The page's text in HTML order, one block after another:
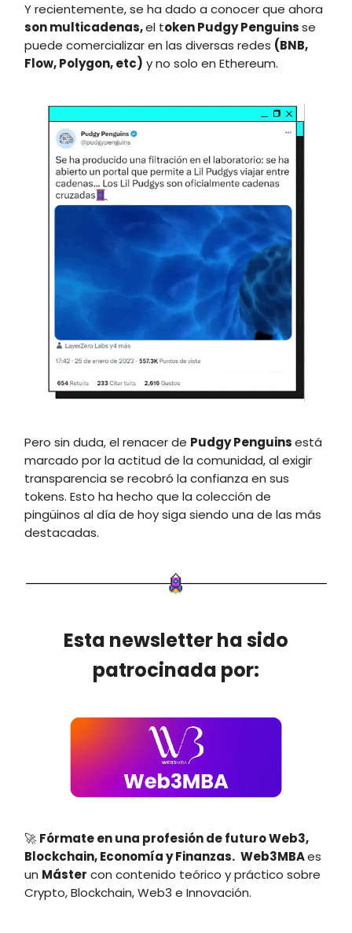
Y recientemente, se ha dado a conocer que ahora
son multicadenas,el token Pudgy Penguinsse
puede comercializar en las diversas redes (BNB,
Flow, Polygon, etc) y no solo en Ethereum.
Pero sin duda, el renacer de Pudgy Penguinsestá
marcado por la actitud de la comunidad, al exigir
transparencia se recobró la confianza en sus
tokens. Esto ha hecho que la colección de
pingüinos al día de hoy siga siendo una de las más
destacadas.
Esta newsletter ha sido
patrocinada por:
🚀 Fórmate en una profesión de futuro Web3,
Blockchain, Economía y Finanzas. Web3MBAes
un Máster con contenido teórico y práctico sobre
Crypto, Blockchain, Web3 e Innovación.